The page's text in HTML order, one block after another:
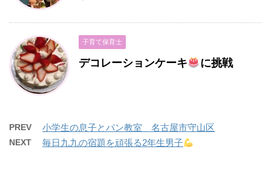
子育て保育士
デコレーションケーキ に挑戦
PREV 小学生の息子とパン教室 名古屋市守山区
NEXT 毎日九九の宿題を頑張る2年生男子